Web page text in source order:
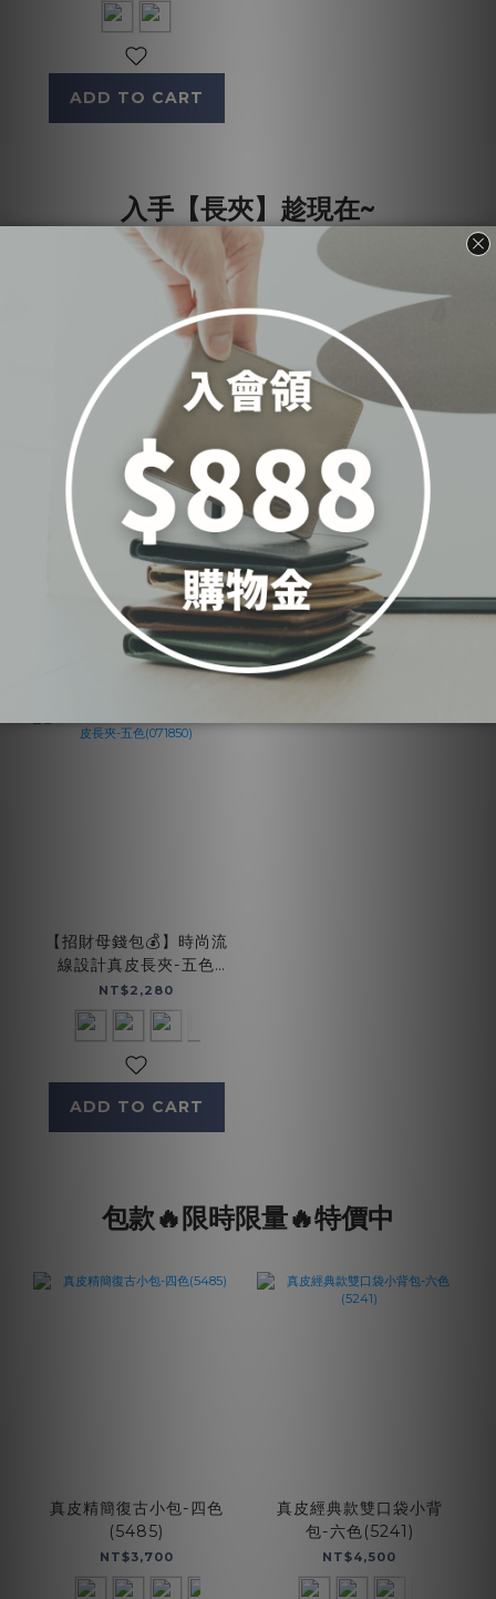
ADD TO CART
入手【長夾】趁現在~
經典不敗兩折式真皮長
夾-五色(071822)
NT$2,350
ADD TO CART
【招財母錢包💰】浪漫優
雅經典真皮長夾-五色
(072004)
NT$2,350
ADD TO CART
【招財母錢包💰】時尚流
線設計真皮長夾-五色
(071850)
NT$2,280
ADD TO CART
包款🔥限時限量🔥特價中
真皮精簡復古小包-四色
(5485)
NT$3,700
真皮經典款雙口袋小背
包-六色(5241)
NT$4,500